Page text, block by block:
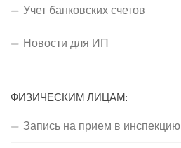
Учет банковских счетов
Новости для ИП
ФИЗИЧЕСКИМ ЛИЦАМ:
Запись на прием в инспекцию